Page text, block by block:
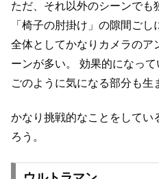
ただ、それ以外のシーンでも
「椅子の肘掛け」の隙間ごし
全体としてかなりカメラのア
ーンが多い。
効果的になっ
ごのように気になる部分も生
かなり挑戦的なことをしてい
ろう。